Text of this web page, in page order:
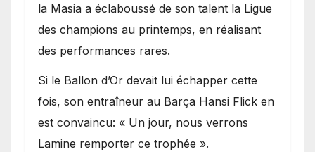
la Masia a éclaboussé de son talent la Ligue
des champions au printemps, en réalisant
des performances rares.
Si le Ballon d’Or devait lui échapper cette
fois, son entraîneur au Barça Hansi Flick en
est convaincu: « Un jour, nous verrons
Lamine remporter ce trophée ».